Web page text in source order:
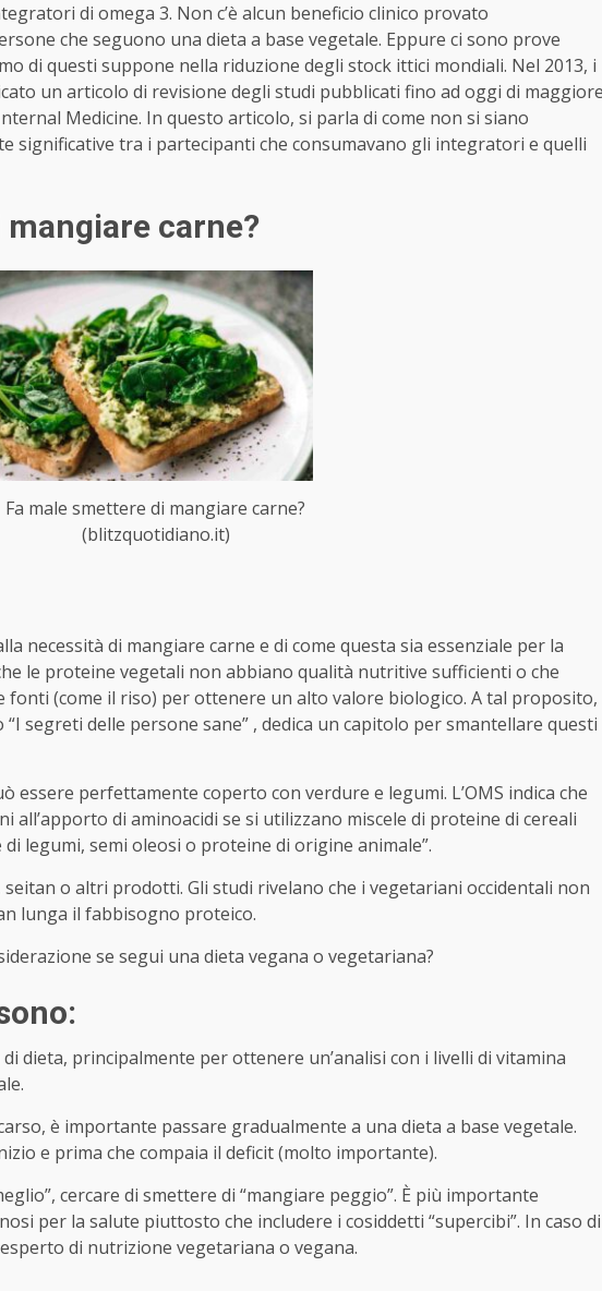
di omega 3. Non c’è alcun beneficio clinico provato
che seguono una dieta a base vegetale. Eppure ci sono prove
di questi suppone nella riduzione degli stock ittici mondiali. Nel 2013, i
un articolo di revisione degli studi pubblicati fino ad oggi di
Medicine. In questo articolo, si parla di come non si siano
significative tra i partecipanti che consumavano gli integratori e quelli
carne?
Fa male smettere di mangiare carne?
(blitzquotidiano.it)
necessità di mangiare carne e di come questa sia essenziale per la
le proteine ​​vegetali non abbiano qualità nutritive sufficienti o che
fonti (come il riso) per ottenere un alto valore biologico. A tal proposito,
segreti delle persone sane” , dedica un capitolo per smantellare questi
essere perfettamente coperto con verdure e legumi. L’OMS indica che
all’apporto di aminoacidi se si utilizzano miscele di proteine ​​di cereali
legumi, semi oleosi o proteine ​​di origine animale”.
o altri prodotti. Gli studi rivelano che i vegetariani occidentali non
lunga il fabbisogno proteico.
se segui una dieta vegana o vegetariana?
dieta, principalmente per ottenere un’analisi con i livelli di vitamina
è importante passare gradualmente a una dieta a base vegetale.
e prima che compaia il deficit (molto importante).
cercare di smettere di “mangiare peggio”. È più importante
per la salute piuttosto che includere i cosiddetti “supercibi”. In caso di
di nutrizione vegetariana o vegana.